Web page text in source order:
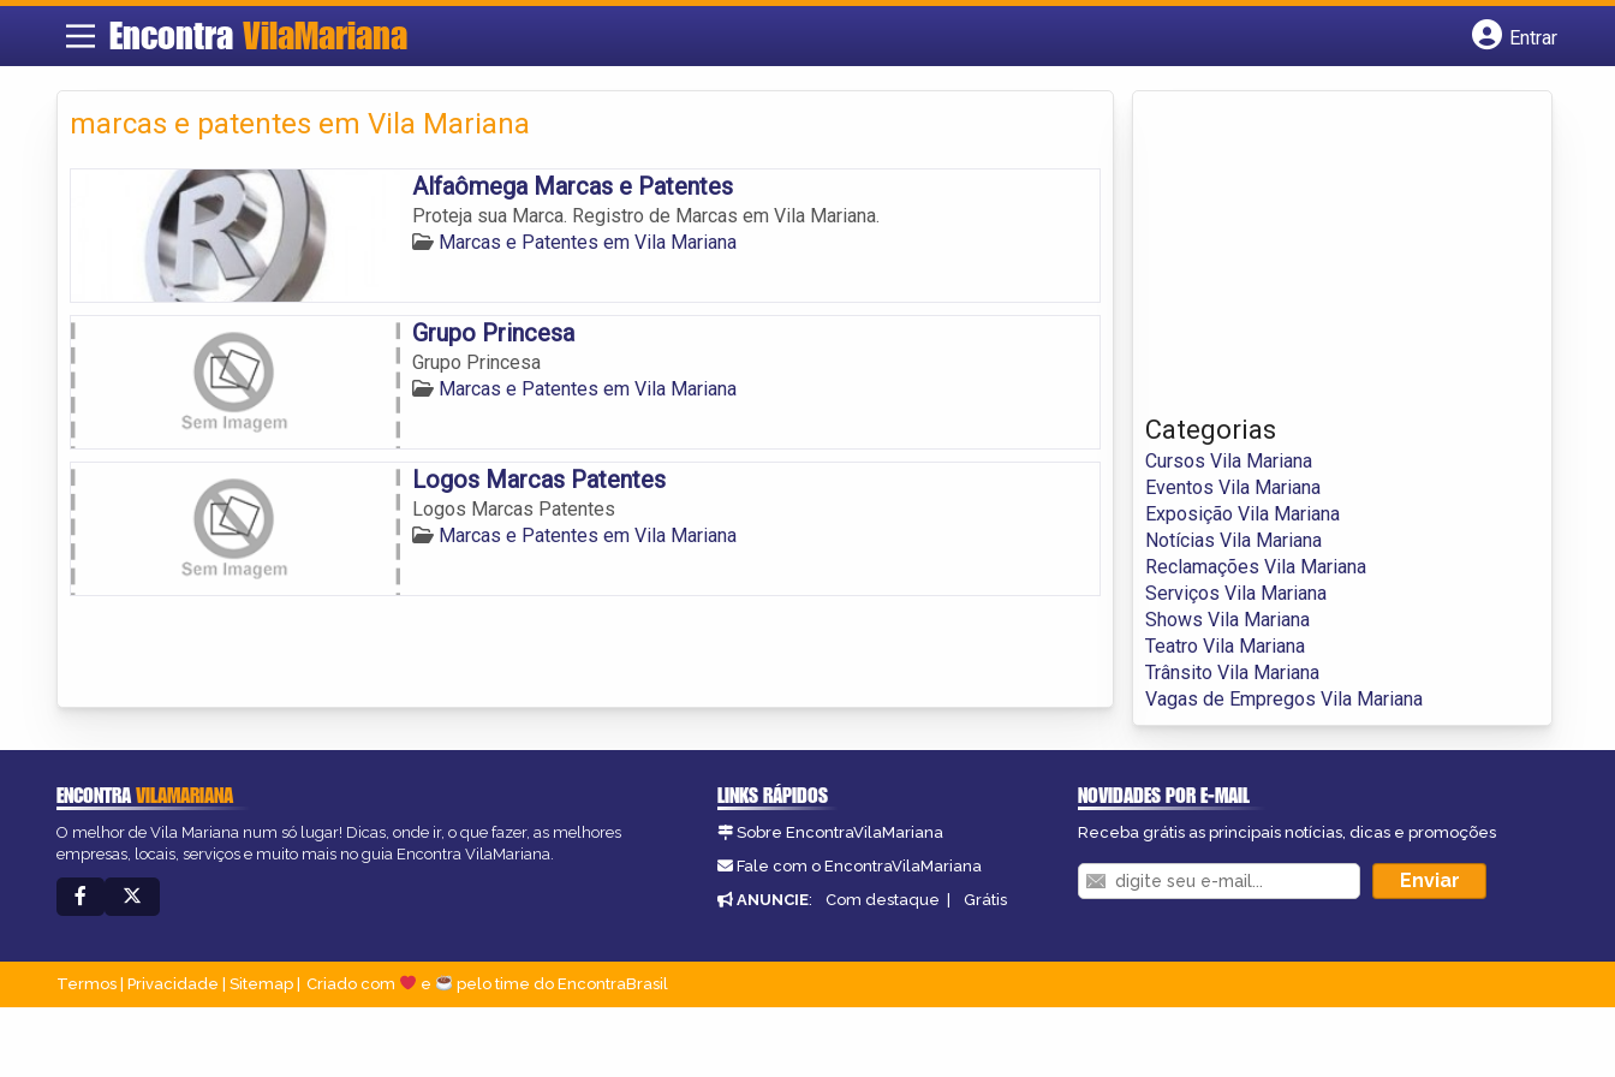
Encontra VilaMariana
Entrar
marcas e patentes em Vila Mariana
Alfaômega Marcas e Patentes
Proteja sua Marca. Registro de Marcas em Vila Mariana.
Marcas e Patentes em Vila Mariana
Grupo Princesa
Grupo Princesa
Marcas e Patentes em Vila Mariana
Logos Marcas Patentes
Logos Marcas Patentes
Marcas e Patentes em Vila Mariana
Categorias
Cursos Vila Mariana
Eventos Vila Mariana
Exposição Vila Mariana
Notícias Vila Mariana
Reclamações Vila Mariana
Serviços Vila Mariana
Shows Vila Mariana
Teatro Vila Mariana
Trânsito Vila Mariana
Vagas de Empregos Vila Mariana
ENCONTRAVILAMARIANA
O melhor de Vila Mariana num só lugar! Dicas, onde ir, o que fazer, as melhores
empresas, locais, serviços e muito mais no guia Encontra VilaMariana.
LINKS RÁPIDOS
Sobre EncontraVilaMariana
Fale com o EncontraVilaMariana
ANUNCIE: Com destaque | Grátis
NOVIDADES POR E-MAIL
Receba grátis as principais notícias, dicas e promoções
Termos Privacidade Sitemap Criado com e pelo time do EncontraBrasil